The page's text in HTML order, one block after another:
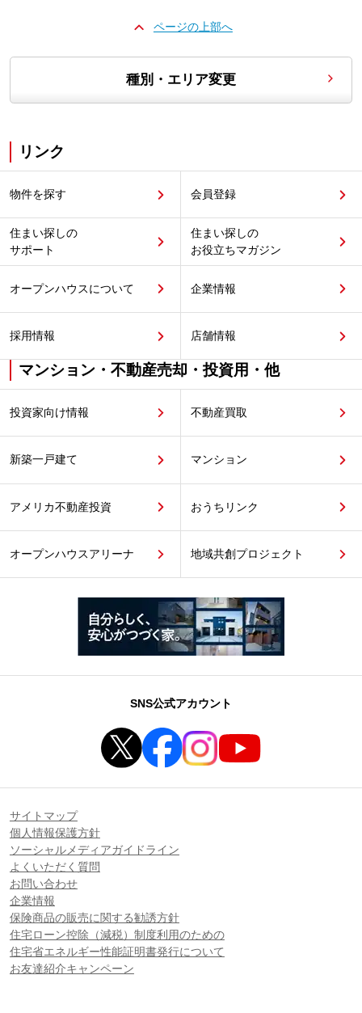
ページの上部へ
種別・エリア変更
リンク
物件を探す 会員登録
住まい探しの
サポート
住まい探しの
お役立ちマガジン
オープンハウスについて 企業情報
採用情報 店舗情報
マンション・不動産売却・投資用・他
投資家向け情報 不動産買取
新築一戸建て マンション
アメリカ不動産投資 おうちリンク
オープンハウスアリーナ 地域共創プロジェクト
SNS公式アカウント
サイトマップ
個人情報保護方針
ソーシャルメディアガイドライン
よくいただく質問
お問い合わせ
企業情報
保険商品の販売に関する勧誘方針
住宅ローン控除（減税）制度利用のための
住宅省エネルギー性能証明書発行について
お友達紹介キャンペーン